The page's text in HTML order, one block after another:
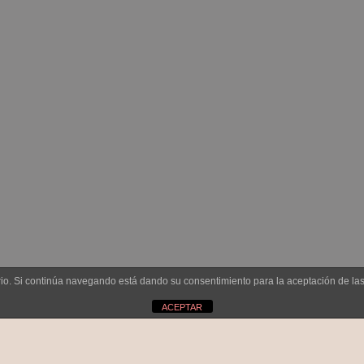
Si continúa navegando está dando su consentimiento para la aceptación de
ACEPTAR